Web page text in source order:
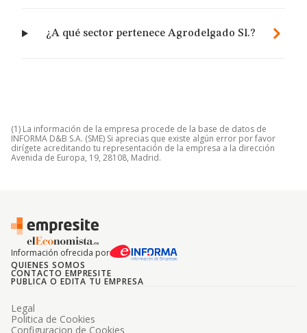
¿A qué sector pertenece Agrodelgado Sl.?
(1) La información de la empresa procede de la base de datos de
INFORMA D&B S.A. (SME) Si aprecias que existe algún error por favor
dirígete acreditando tu representación de la empresa a la dirección
Avenida de Europa, 19, 28108, Madrid.
Información ofrecida por
QUIENES SOMOS
CONTACTO EMPRESITE
PUBLICA O EDITA TU EMPRESA
Legal
Politica de Cookies
Configuracion de Cookies